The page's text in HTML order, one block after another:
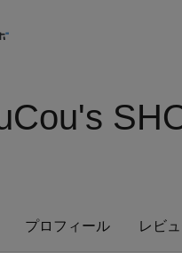
プロフィール レビ